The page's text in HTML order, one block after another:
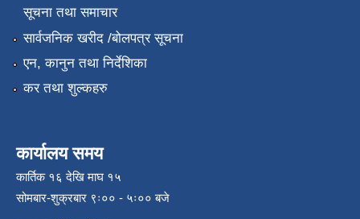
सूचना तथा समाचार
सार्वजनिक खरीद /बोलपत्र सूचना
एन, कानुन तथा निर्देशिका
कर तथा शुल्कहरु
कार्यालय समय
कार्तिक १६ देखि माघ १५
सोमबार-शुक्रबार ९ः०० - ५ः०० बजे